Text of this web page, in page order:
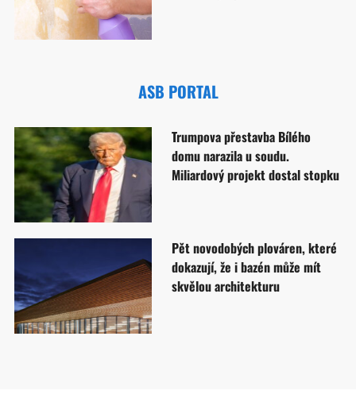
ASB PORTAL
Trumpova přestavba Bílého
domu narazila u soudu.
Miliardový projekt dostal stopku
Pět novodobých plováren, které
dokazují, že i bazén může mít
skvělou architekturu